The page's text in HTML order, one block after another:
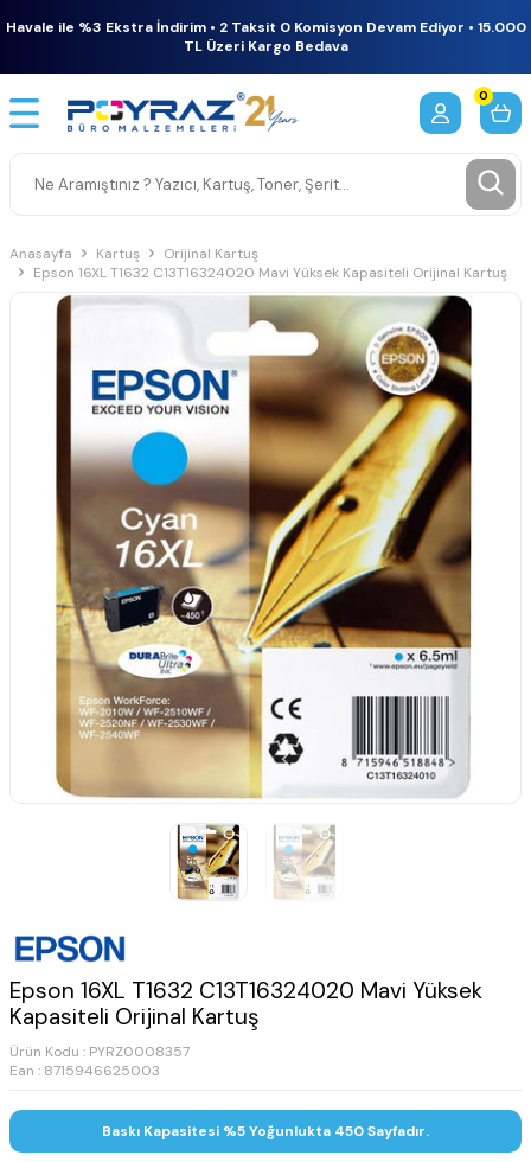
Havale ile %3 Ekstra İndirim • 2 Taksit 0 Komisyon Devam Ediyor • 15.000
TL Üzeri Kargo Bedava
0
Anasayfa Kartuş
Orijinal Kartuş
Epson 16XL T1632 C13T16324020 Mavi Yüksek Kapasiteli Orijinal Kartuş
Epson 16XL T1632 C13T16324020 Mavi Yüksek
Kapasiteli Orijinal Kartuş
Ürün Kodu : PYRZ0008357
Ean : 8715946625003
Baskı Kapasitesi %5 Yoğunlukta 450 Sayfadır.